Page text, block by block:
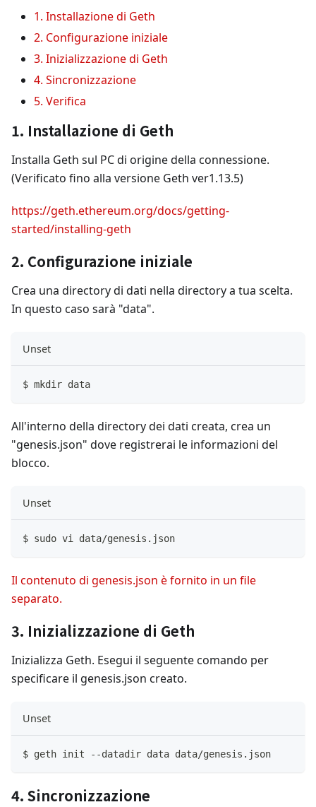
1. Installazione di Geth
2. Configurazione iniziale
3. Inizializzazione di Geth
4. Sincronizzazione
5. Verifica
1. Installazione di Geth
Installa Geth sul PC di origine della connessione.
(Verificato fino alla versione Geth ver1.13.5)
https://geth.ethereum.org/docs/getting-
started/installing-geth
2. Configurazione iniziale
Crea una directory di dati nella directory a tua scelta.
In questo caso sarà "data".
Unset
$ mkdir data
All'interno della directory dei dati creata, crea un
"genesis.json" dove registrerai le informazioni del
blocco.
Unset
$ sudo vi data/genesis . json
Il contenuto di genesis.json è fornito in un file
separato.
3. Inizializzazione di Geth
Inizializza Geth. Esegui il seguente comando per
specificare il genesis.json creato.
Unset
$ geth init --datadir data data/genesis . json
4. Sincronizzazione